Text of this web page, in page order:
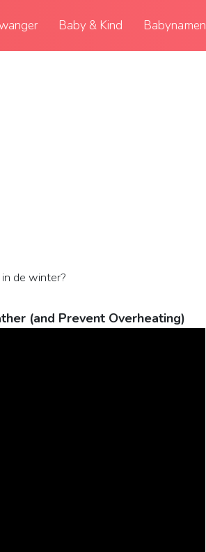
Baby & Kind Babynamen
in de winter?
(and Prevent Overheating)